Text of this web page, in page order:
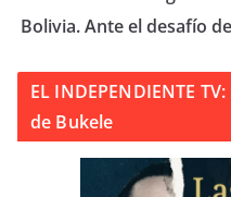
Bolivia. Ante el desafío
EL INDEPENDIENTE
de Bukele